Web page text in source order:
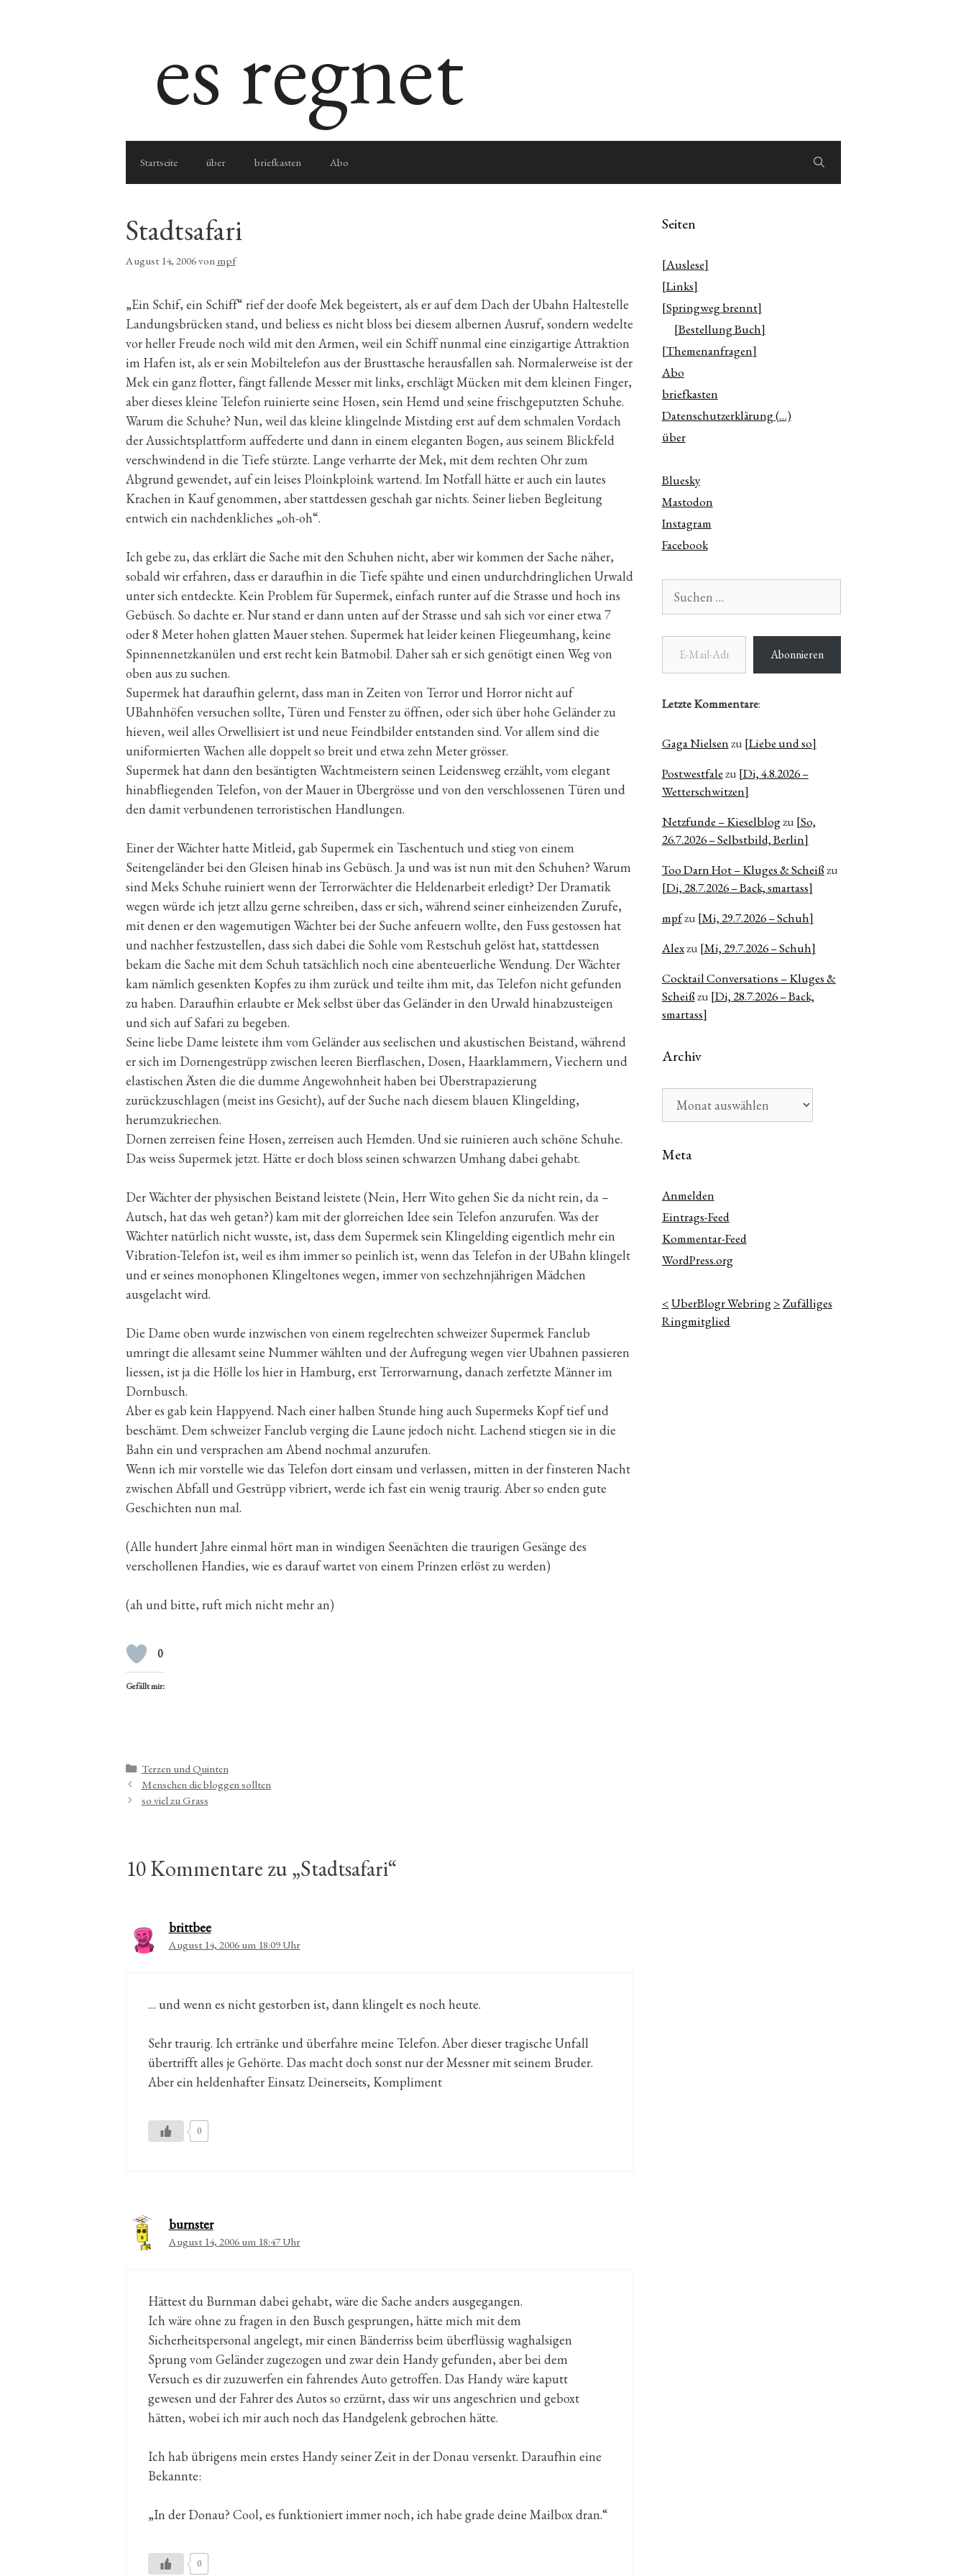
es regnet
Startseite über briefkasten Abo
Stadtsafari
August 14, 2006von mpf
„Ein Schif, ein Schiff“ rief der doofe Mek begeistert, als er auf dem Dach der Ubahn Haltestelle
Landungsbrücken stand, und beliess es nicht bloss bei diesem albernen Ausruf, sondern wedelte
vor heller Freude noch wild mit den Armen, weil ein Schiff nunmal eine einzigartige Attraktion
im Hafen ist, als er sein Mobiltelefon aus der Brusttasche herausfallen sah. Normalerweise ist der
Mek ein ganz flotter, fängt fallende Messer mit links, erschlägt Mücken mit dem kleinen Finger,
aber dieses kleine Telefon ruinierte seine Hosen, sein Hemd und seine frischgeputzten Schuhe.
Warum die Schuhe? Nun, weil das kleine klingelnde Mistding erst auf dem schmalen Vordach
der Aussichtsplattform auffederte und dann in einem eleganten Bogen, aus seinem Blickfeld
verschwindend in die Tiefe stürzte. Lange verharrte der Mek, mit dem rechten Ohr zum
Abgrund gewendet, auf ein leises Ploinkploink wartend. Im Notfall hätte er auch ein lautes
Krachen in Kauf genommen, aber stattdessen geschah gar nichts. Seiner lieben Begleitung
entwich ein nachdenkliches „oh-oh“.
Ich gebe zu, das erklärt die Sache mit den Schuhen nicht, aber wir kommen der Sache näher,
sobald wir erfahren, dass er daraufhin in die Tiefe spähte und einen undurchdringlichen Urwald
unter sich entdeckte. Kein Problem für Supermek, einfach runter auf die Strasse und hoch ins
Gebüsch. So dachte er. Nur stand er dann unten auf der Strasse und sah sich vor einer etwa 7
oder 8 Meter hohen glatten Mauer stehen. Supermek hat leider keinen Fliegeumhang, keine
Spinnennetzkanülen und erst recht kein Batmobil. Daher sah er sich genötigt einen Weg von
oben aus zu suchen.
Supermek hat daraufhin gelernt, dass man in Zeiten von Terror und Horror nicht auf
UBahnhöfen versuchen sollte, Türen und Fenster zu öffnen, oder sich über hohe Geländer zu
hieven, weil alles Orwellisiert ist und neue Feindbilder entstanden sind. Vor allem sind die
uniformierten Wachen alle doppelt so breit und etwa zehn Meter grösser.
Supermek hat dann den besäntigten Wachtmeistern seinen Leidensweg erzählt, vom elegant
hinabfliegenden Telefon, von der Mauer in Übergrösse und von den verschlossenen Türen und
den damit verbundenen terroristischen Handlungen.
Einer der Wächter hatte Mitleid, gab Supermek ein Taschentuch und stieg von einem
Seitengeländer bei den Gleisen hinab ins Gebüsch. Ja und was ist nun mit den Schuhen? Warum
sind Meks Schuhe ruiniert wenn der Terrorwächter die Heldenarbeit erledigt? Der Dramatik
wegen würde ich jetzt allzu gerne schreiben, dass er sich, während seiner einheizenden Zurufe,
mit denen er den wagemutigen Wächter bei der Suche anfeuern wollte, den Fuss gestossen hat
und nachher festzustellen, dass sich dabei die Sohle vom Restschuh gelöst hat, stattdessen
bekam die Sache mit dem Schuh tatsächlich noch eine abenteuerliche Wendung. Der Wächter
kam nämlich gesenkten Kopfes zu ihm zurück und teilte ihm mit, das Telefon nicht gefunden
zu haben. Daraufhin erlaubte er Mek selbst über das Geländer in den Urwald hinabzusteigen
und sich auf Safari zu begeben.
Seine liebe Dame leistete ihm vom Geländer aus seelischen und akustischen Beistand, während
er sich im Dornengestrüpp zwischen leeren Bierflaschen, Dosen, Haarklammern, Viechern und
elastischen Ästen die die dumme Angewohnheit haben bei Überstrapazierung
zurückzuschlagen (meist ins Gesicht), auf der Suche nach diesem blauen Klingelding,
herumzukriechen.
Dornen zerreisen feine Hosen, zerreisen auch Hemden. Und sie ruinieren auch schöne Schuhe.
Das weiss Supermek jetzt. Hätte er doch bloss seinen schwarzen Umhang dabei gehabt.
Der Wächter der physischen Beistand leistete (Nein, Herr Wito gehen Sie da nicht rein, da –
Autsch, hat das weh getan?) kam mit der glorreichen Idee sein Telefon anzurufen. Was der
Wächter natürlich nicht wusste, ist, dass dem Supermek sein Klingelding eigentlich mehr ein
Vibration-Telefon ist, weil es ihm immer so peinlich ist, wenn das Telefon in der UBahn klingelt
und er seines monophonen Klingeltones wegen, immer von sechzehnjährigen Mädchen
ausgelacht wird.
Die Dame oben wurde inzwischen von einem regelrechten schweizer Supermek Fanclub
umringt die allesamt seine Nummer wählten und der Aufregung wegen vier Ubahnen passieren
liessen, ist ja die Hölle los hier in Hamburg, erst Terrorwarnung, danach zerfetzte Männer im
Dornbusch.
Aber es gab kein Happyend. Nach einer halben Stunde hing auch Supermeks Kopf tief und
beschämt. Dem schweizer Fanclub verging die Laune jedoch nicht. Lachend stiegen sie in die
Bahn ein und versprachen am Abend nochmal anzurufen.
Wenn ich mir vorstelle wie das Telefon dort einsam und verlassen, mitten in der finsteren Nacht
zwischen Abfall und Gestrüpp vibriert, werde ich fast ein wenig traurig. Aber so enden gute
Geschichten nun mal.
(Alle hundert Jahre einmal hört man in windigen Seenächten die traurigen Gesänge des
verschollenen Handies, wie es darauf wartet von einem Prinzen erlöst zu werden)
(ah und bitte, ruft mich nicht mehr an)
0
Gefällt mir:
Kategorien
Terzen und Quinten
Menschen die bloggen sollten
so viel zu Grass
10 Kommentare zu „Stadtsafari“
brittbee
August 14, 2006 um 18:09 Uhr
… und wenn es nicht gestorben ist, dann klingelt es noch heute.
Sehr traurig. Ich ertränke und überfahre meine Telefon. Aber dieser tragische Unfall
übertrifft alles je Gehörte. Das macht doch sonst nur der Messner mit seinem Bruder.
Aber ein heldenhafter Einsatz Deinerseits, Kompliment
0
burnster
August 14, 2006 um 18:47 Uhr
Hättest du Burnman dabei gehabt, wäre die Sache anders ausgegangen.
Ich wäre ohne zu fragen in den Busch gesprungen, hätte mich mit dem
Sicherheitspersonal angelegt, mir einen Bänderriss beim überflüssig waghalsigen
Sprung vom Geländer zugezogen und zwar dein Handy gefunden, aber bei dem
Versuch es dir zuzuwerfen ein fahrendes Auto getroffen. Das Handy wäre kaputt
gewesen und der Fahrer des Autos so erzürnt, dass wir uns angeschrien und geboxt
hätten, wobei ich mir auch noch das Handgelenk gebrochen hätte.
Ich hab übrigens mein erstes Handy seiner Zeit in der Donau versenkt. Daraufhin eine
Bekannte:
„In der Donau? Cool, es funktioniert immer noch, ich habe grade deine Mailbox dran.“
0
Seiten
[Auslese]
[Links]
[Springweg brennt]
[Bestellung Buch]
[Themenanfragen]
Abo
briefkasten
Datenschutzerklärung (…)
über
Bluesky
Mastodon
Instagram
Facebook
nach:
E-Mail-Adresse
Abonnieren
Letzte Kommentare:
Gaga Nielsenzu [Liebe und so]
Postwestfalezu [Di, 4.8.2026 –
Wetterschwitzen]
Netzfunde – Kieselblogzu [So,
26.7.2026 – Selbstbild, Berlin]
Too Darn Hot – Kluges & Scheißzu
[Di, 28.7.2026 – Back, smartass]
mpfzu [Mi, 29.7.2026 – Schuh]
Alexzu [Mi, 29.7.2026 – Schuh]
Cocktail Conversations – Kluges &
Scheißzu [Di, 28.7.2026 – Back,
smartass]
Archiv
Meta
Anmelden
Eintrags-Feed
Kommentar-Feed
WordPress.org
<UberBlogr Webring>Zufälliges
Ringmitglied